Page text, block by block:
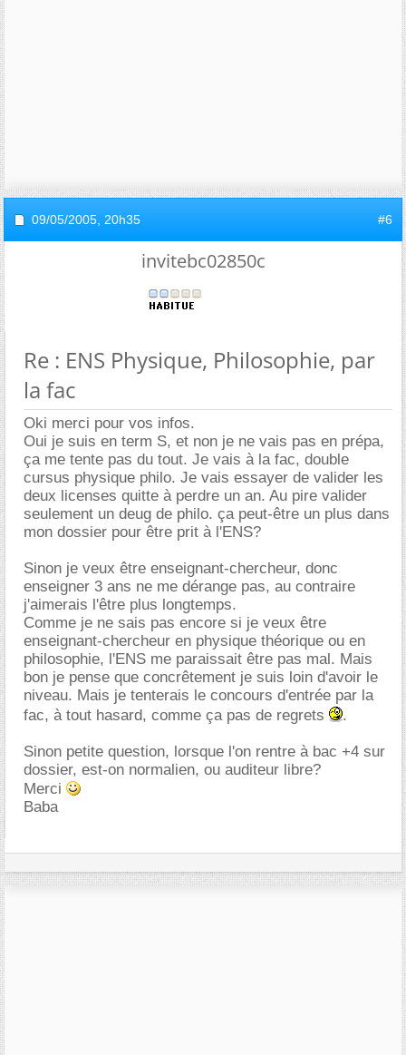
09/05/2005, 20h35 #6
invitebc02850c
Re : ENS Physique, Philosophie, par
la fac
Oki merci pour vos infos.
Oui je suis en term S, et non je ne vais pas en prépa,
ça me tente pas du tout. Je vais à la fac, double
cursus physique philo. Je vais essayer de valider les
deux licenses quitte à perdre un an. Au pire valider
seulement un deug de philo. ça peut-être un plus dans
mon dossier pour être prit à l'ENS?
Sinon je veux être enseignant-chercheur, donc
enseigner 3 ans ne me dérange pas, au contraire
j'aimerais l'être plus longtemps.
Comme je ne sais pas encore si je veux être
enseignant-chercheur en physique théorique ou en
philosophie, l'ENS me paraissait être pas mal. Mais
bon je pense que concrêtement je suis loin d'avoir le
niveau. Mais je tenterais le concours d'entrée par la
fac, à tout hasard, comme ça pas de regrets
.
Sinon petite question, lorsque l'on rentre à bac +4 sur
dossier, est-on normalien, ou auditeur libre?
Merci
Baba